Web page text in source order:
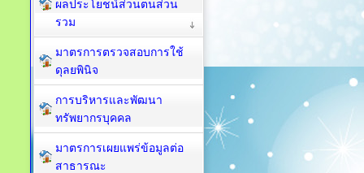
ผลประโยชน์ส่วนตนส่วน
รวม
มาตรการตรวจสอบการใช้
ดุลยพินิจ
การบริหารและพัฒนา
ทรัพยากรบุคคล
มาตรการเผยแพร่ข้อมูลต่อ
สาธารณะ